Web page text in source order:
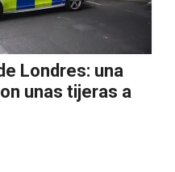
Londres: una
unas tijeras a